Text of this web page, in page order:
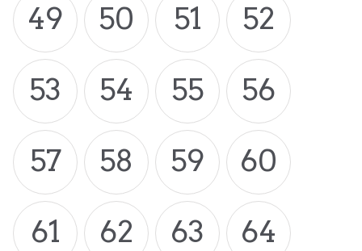
49
50 51
52
53
54 55
56
57
58 59
60
61
62 63
64